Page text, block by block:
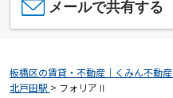
メールで共有する
板橋区の賃貸・不動産｜くみん不動産
北戸田駅 > フォリアⅡ